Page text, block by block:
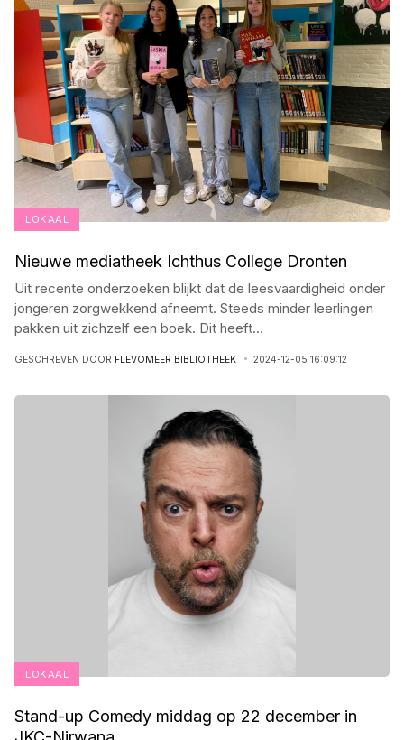
LOKAAL
Nieuwe mediatheek Ichthus College Dronten
Uit recente onderzoeken blijkt dat de leesvaardigheid onder
jongeren zorgwekkend afneemt. Steeds minder leerlingen
pakken uit zichzelf een boek. Dit heeft...
GESCHREVEN DOOR FLEVOMEER BIBLIOTHEEK 2024-12-05 16:09:12
LOKAAL
Stand-up Comedy middag op 22 december in